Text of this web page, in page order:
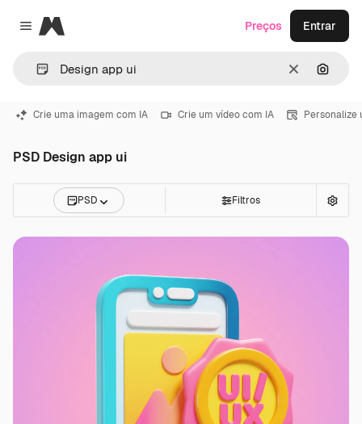
Close menu
Magnific
Limpar
Preços Entrar
Crie uma imagem com IA Crie um vídeo com IA Personalize
PSD Design app ui
PSD Filtros